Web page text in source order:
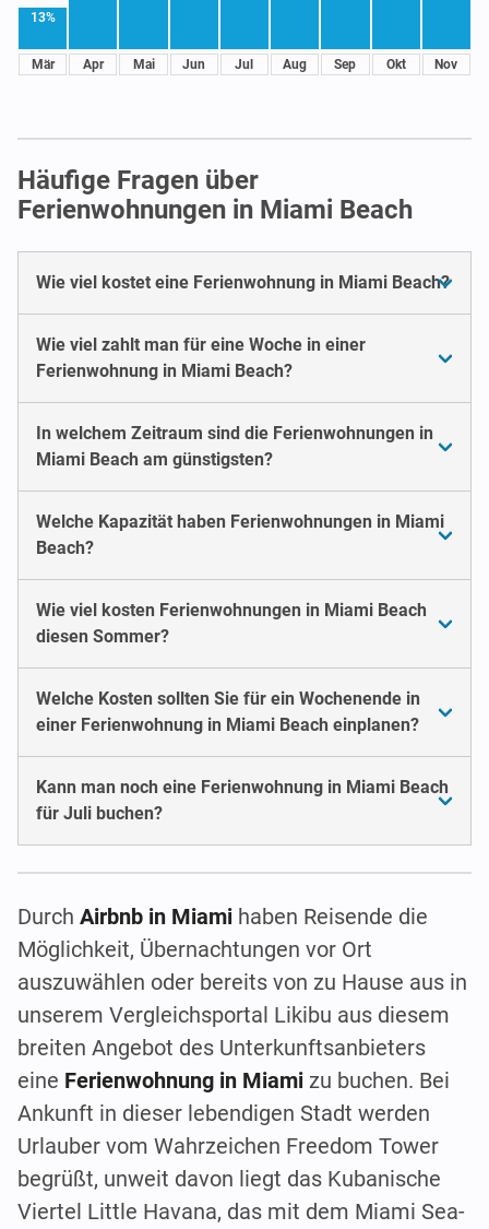
13%
Mär Apr Mai Jun Jul Aug Sep Okt Nov
Häufige Fragen über
Ferienwohnungen in Miami Beach
Wie viel kostet eine Ferienwohnung in Miami Beach?
Wie viel zahlt man für eine Woche in einer
Ferienwohnung in Miami Beach?
In welchem Zeitraum sind die Ferienwohnungen in
Miami Beach am günstigsten?
Welche Kapazität haben Ferienwohnungen in Miami
Beach?
Wie viel kosten Ferienwohnungen in Miami Beach
diesen Sommer?
Welche Kosten sollten Sie für ein Wochenende in
einer Ferienwohnung in Miami Beach einplanen?
Kann man noch eine Ferienwohnung in Miami Beach
für Juli buchen?
Durch Airbnb in Miami haben Reisende die
Möglichkeit, Übernachtungen vor Ort
auszuwählen oder bereits von zu Hause aus in
unserem Vergleichsportal Likibu aus diesem
breiten Angebot des Unterkunftsanbieters
eine Ferienwohnung in Miami zu buchen. Bei
Ankunft in dieser lebendigen Stadt werden
Urlauber vom Wahrzeichen Freedom Tower
begrüßt, unweit davon liegt das Kubanische
Viertel Little Havana, das mit dem Miami Sea-